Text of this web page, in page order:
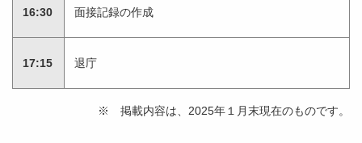
16:30 面接記録の作成
17:15 退庁
※ 掲載内容は、2025年１月末現在のものです。